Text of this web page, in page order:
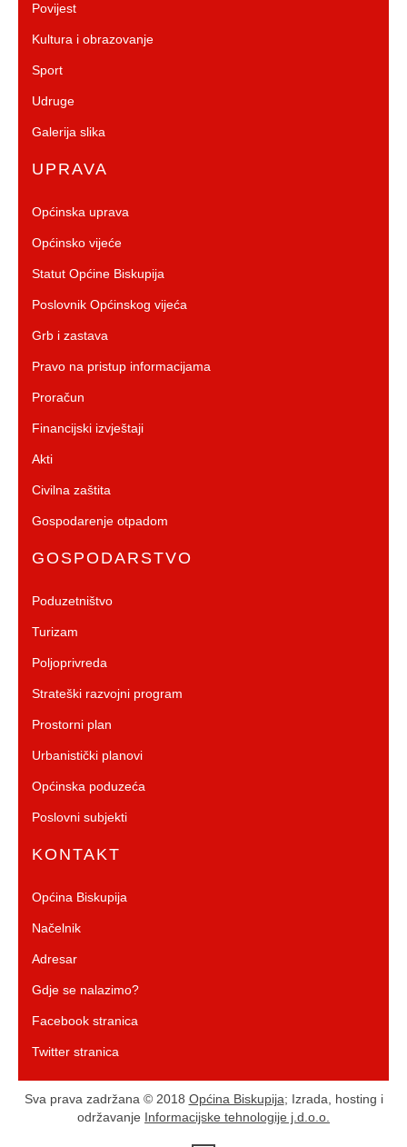
Povijest
Kultura i obrazovanje
Sport
Udruge
Galerija slika
UPRAVA
Općinska uprava
Općinsko vijeće
Statut Općine Biskupija
Poslovnik Općinskog vijeća
Grb i zastava
Pravo na pristup informacijama
Proračun
Financijski izvještaji
Akti
Civilna zaštita
Gospodarenje otpadom
GOSPODARSTVO
Poduzetništvo
Turizam
Poljoprivreda
Strateški razvojni program
Prostorni plan
Urbanistički planovi
Općinska poduzeća
Poslovni subjekti
KONTAKT
Općina Biskupija
Načelnik
Adresar
Gdje se nalazimo?
Facebook stranica
Twitter stranica
Sva prava zadržana © 2018 Općina Biskupija; Izrada, hosting i
održavanje Informacijske tehnologije j.d.o.o.